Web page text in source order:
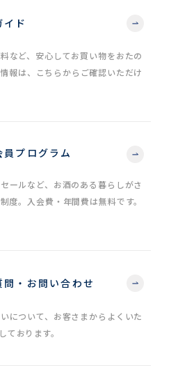
イド
など、安心してお買い物をおたの
報は、こちらからご確認いただけ
プログラム
ールなど、お酒のある暮らしがさ
度。入会費・年間費は無料です。
問・お問い合わせ
について、お客さまからよくいた
ております。